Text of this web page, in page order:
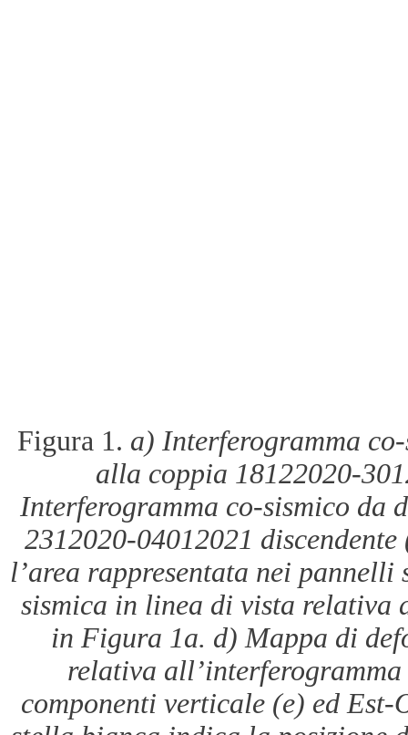
Figura 1. a) Interferogramma
alla coppia 18122020-
Interferogramma co-sismico da
2312020-04012021
l’area rappresentata nei
sismica in linea di vista relativa
in Figura 1a. d) Mappa di
relativa
componenti verticale (e) ed